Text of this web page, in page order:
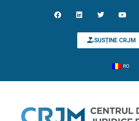
SUSȚINE CRJM
RO